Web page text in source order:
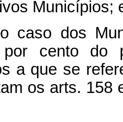
Municípios;
caso dos
por cento do
a que se
os arts. 158